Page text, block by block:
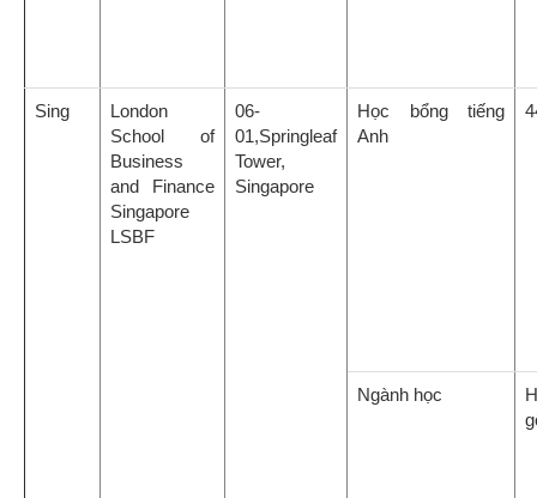
Sing
London
School of
Business
and Finance
Singapore
LSBF
06-
01,Springleaf
Tower,
Singapore
Học bổng tiếng
Anh
Ngành học